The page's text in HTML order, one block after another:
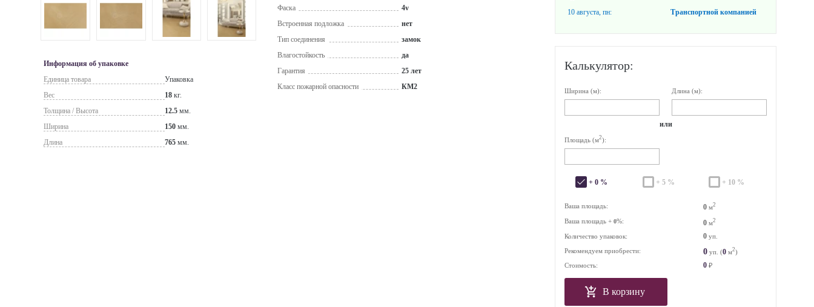
Информация об упаковке
Единица товара
Упаковка
Вес
18 кг.
Толщина / Высота
12.5 мм.
Ширина
150 мм.
Длина
765 мм.
Фаска
4v
Встроенная подложка
нет
Тип соединения
замок
Влагостойкость
да
Гарантия
25 лет
Класс пожарной опасности
КМ2
10 августа, пн: Транспортной компанией
Калькулятор:
Ширина (м): Длина (м):
или
Площадь (м2):
+ 0 % + 5 % + 10 %
Ваша площадь: 0 м2
Ваша площадь + 0%: 0 м2
Количество упаковок: 0 уп.
Рекомендуем приобрести:
0 уп. (0 м2)
Стоимость:
0 ₽
В корзину